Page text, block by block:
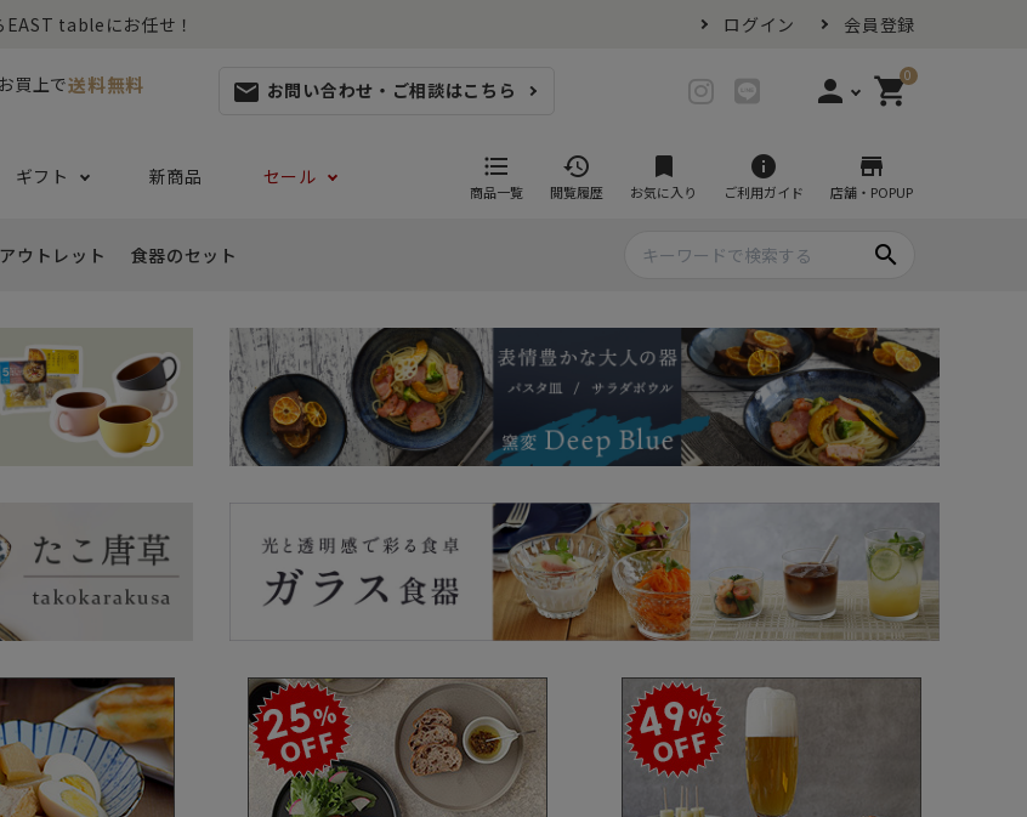
tableにお任せ！ ログイン 会員登録
買上で送料無料 mail お問い合わせ・ご相談はこちら person
ログイン
0
shopping_cart
ボウル
- 汁椀
- どんぶり・丼
- ラーメン鉢
- マグカップ
- カップ・タンブラー
- スープカップ
- 湯呑み
- 急須・ポット
耐熱皿・その他食器
- グラタン皿
- 耐熱皿
- スフレ・ココット
- 茶碗蒸し
素材で探す
- 磁器製
- 木製
- ガラス製
- 樹脂製
形状で探す
- 角
- 仕切り
- 楕円
- 変形
ブランドで探す
- 人気シリーズ
- オリジナル食器
食品 ~からだ想いの食卓~
白い食器セット 黒い食器セット
まとめ買いでお得なセット
ギフト
- 有料ラッピング
- Eギフト
新商品 セール format_list_bulleted
商品一覧
history
閲覧履歴
bookmark
お気に入り
info
ご利用ガイド
store
店舗・POPUP
アウトレット 食器のセット search